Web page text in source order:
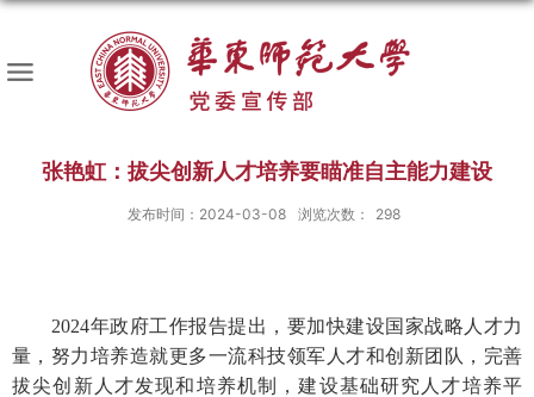
张艳虹：拔尖创新人才培养要瞄准自主能力建设
发布时间：2024-03-08 浏览次数： 298
2024年政府工作报告提出，要加快建设国家战略人才力
量，努力培养造就更多一流科技领军人才和创新团队，完善
拔尖创新人才发现和培养机制，建设基础研究人才培养平